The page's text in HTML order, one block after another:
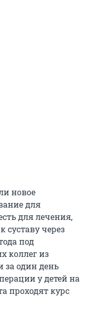
новое
для
для лечения,
суставу через
под
коллег из
один день
у детей на
проходят курс